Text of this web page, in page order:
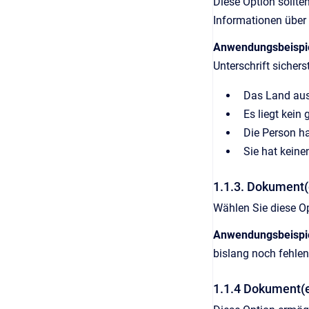
Informationen über
Unterschrift
Das Land
Es liegt kein
Die Person
Sie hat
1.1.3.
Wählen Sie diese
bislang noch
1.1.4